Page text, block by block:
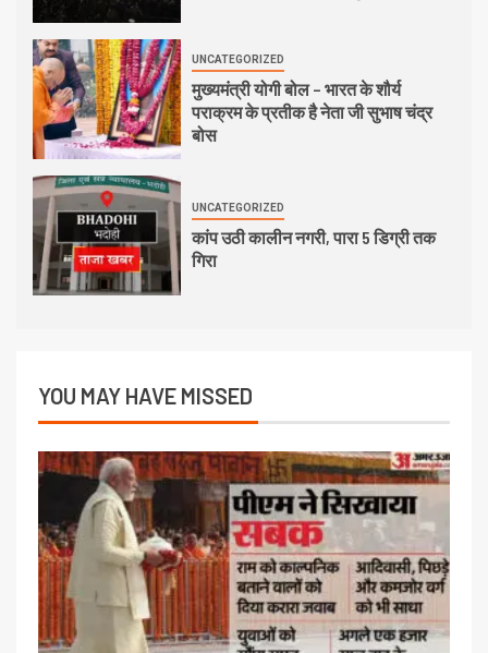
UNCATEGORIZED
मुख्यमंत्री योगी बोल – भारत के शौर्य
पराक्रम के प्रतीक है नेता जी सुभाष चंद्र
बोस
UNCATEGORIZED
कांप उठी कालीन नगरी, पारा 5 डिग्री तक
गिरा
YOU MAY HAVE MISSED